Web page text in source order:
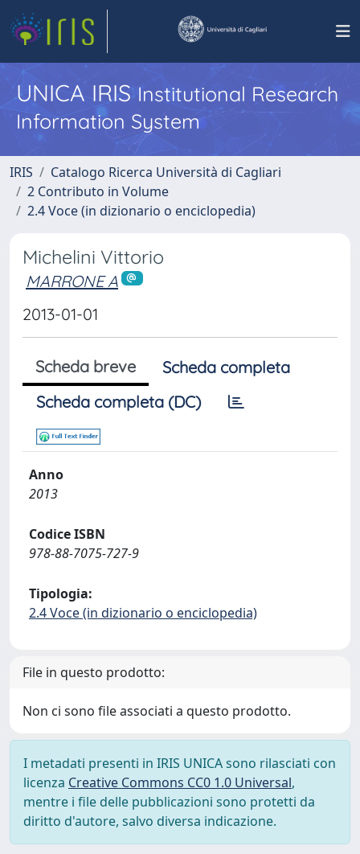
UNICA IRISInstitutional Research
Information System
IRIS
Catalogo Ricerca Università di Cagliari
2 Contributo in Volume
2.4 Voce (in dizionario o enciclopedia)
Michelini Vittorio
MARRONE A
2013-01-01
Scheda breve
Scheda completa
Scheda completa (DC)
Anno
2013
Codice ISBN
978-88-7075-727-9
Tipologia:
2.4 Voce (in dizionario o enciclopedia)
File in questo prodotto:
Non ci sono file associati a questo prodotto.
I metadati presenti in IRIS UNICA sono rilasciati con
licenza Creative Commons CC0 1.0 Universal,
mentre i file delle pubblicazioni sono protetti da
diritto d'autore, salvo diversa indicazione.